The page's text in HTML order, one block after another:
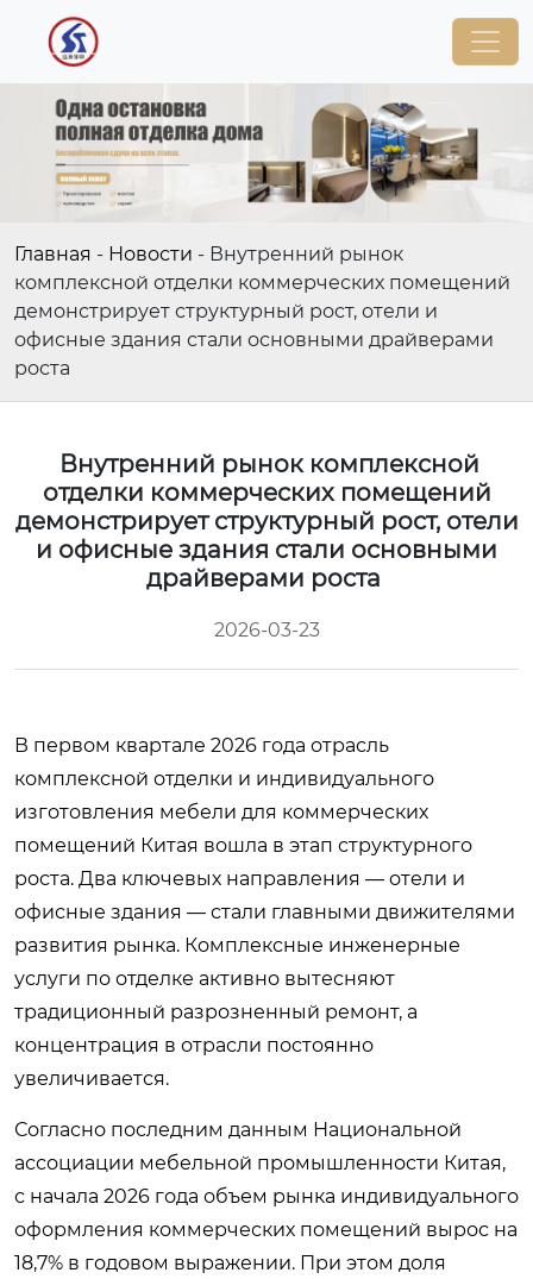
Главная - Новости - Внутренний рынок
комплексной отделки коммерческих помещений
демонстрирует структурный рост, отели и
офисные здания стали основными драйверами
роста
Внутренний рынок комплексной
отделки коммерческих помещений
демонстрирует структурный рост, отели
и офисные здания стали основными
драйверами роста
2026-03-23
В первом квартале 2026 года отрасль
комплексной отделки и индивидуального
изготовления мебели для коммерческих
помещений Китая вошла в этап структурного
роста. Два ключевых направления — отели и
офисные здания — стали главными движителями
развития рынка. Комплексные инженерные
услуги по отделке активно вытесняют
традиционный разрозненный ремонт, а
концентрация в отрасли постоянно
увеличивается.
Согласно последним данным Национальной
ассоциации мебельной промышленности Китая,
с начала 2026 года объем рынка индивидуального
оформления коммерческих помещений вырос на
18,7% в годовом выражении. При этом доля